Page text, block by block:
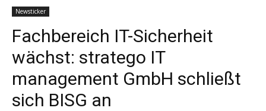
Newsticker
Fachbereich IT-Sicherheit
wächst: stratego IT
management GmbH schließt
sich BISG an